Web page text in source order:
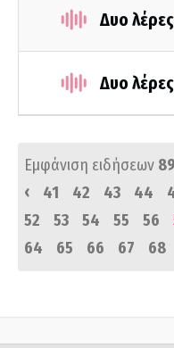
Δυο
Δυο
Εμφάνιση ειδήσεων
‹
41 42 43 44
52
53 54 55 56
64
65 66 67 68